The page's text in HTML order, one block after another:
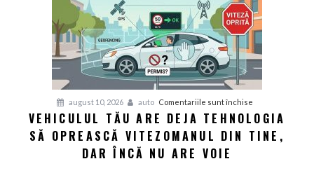
august 10, 2026 auto Comentariile sunt închise
Vehiculul
tău
VEHICULUL TĂU ARE DEJA TEHNOLOGIA
SĂ OPREASCĂ VITEZOMANUL DIN TINE,
DAR ÎNCĂ NU ARE VOIE